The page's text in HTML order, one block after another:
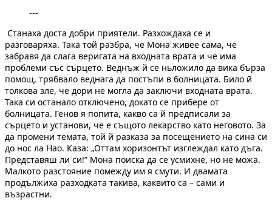
---
Станаха доста добри приятели. Разхождаха се и
разговаряха. Така той разбра, че Мона живее сама, че
забравя да слага веригата на входната врата и че има
проблеми със сърцето. Веднъж й се ньложило да вика бърза
помощ, трябвало веднага да постъпи в болницата. Било й
толкова зле, че дори не могла да заключи входната врата.
Така си останало отключено, докато се прибере от
болницата. Генов я попита, какво са й предписали за
сърцето и установи, че е същото лекарство като неговото. За
да промени темата, той й разказа за посещението на сина си
до нос ла Нао. Каза: „Оттам хоризонтът изглеждал като дъга.
Представяш ли си!” Мона поиска да се усмихне, но не можа.
Малкото разстояние помежду им я смути. И двамата
продължиха разходката такива, каквито са – сами и
възрастни.